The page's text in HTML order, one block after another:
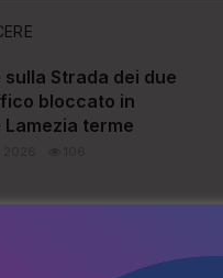
Strada dei due
bloccato in
terme
per i quali il
dal Comune di Vibo